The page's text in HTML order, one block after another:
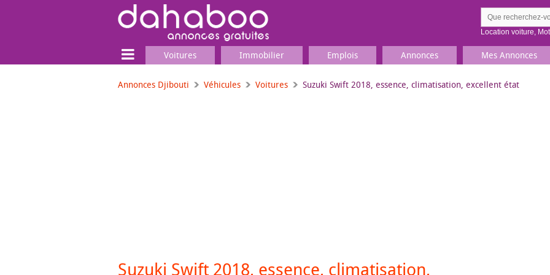
Location voiture,
Voitures Immobilier Emplois Annonces Mes Annonces
Annonces Djibouti Véhicules Voitures Suzuki Swift 2018, essence, climatisation, excellent état
Suzuki Swift 2018, essence, climatisation,